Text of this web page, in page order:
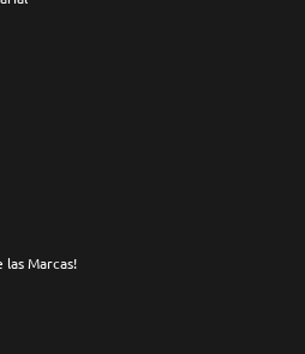
las Marcas!